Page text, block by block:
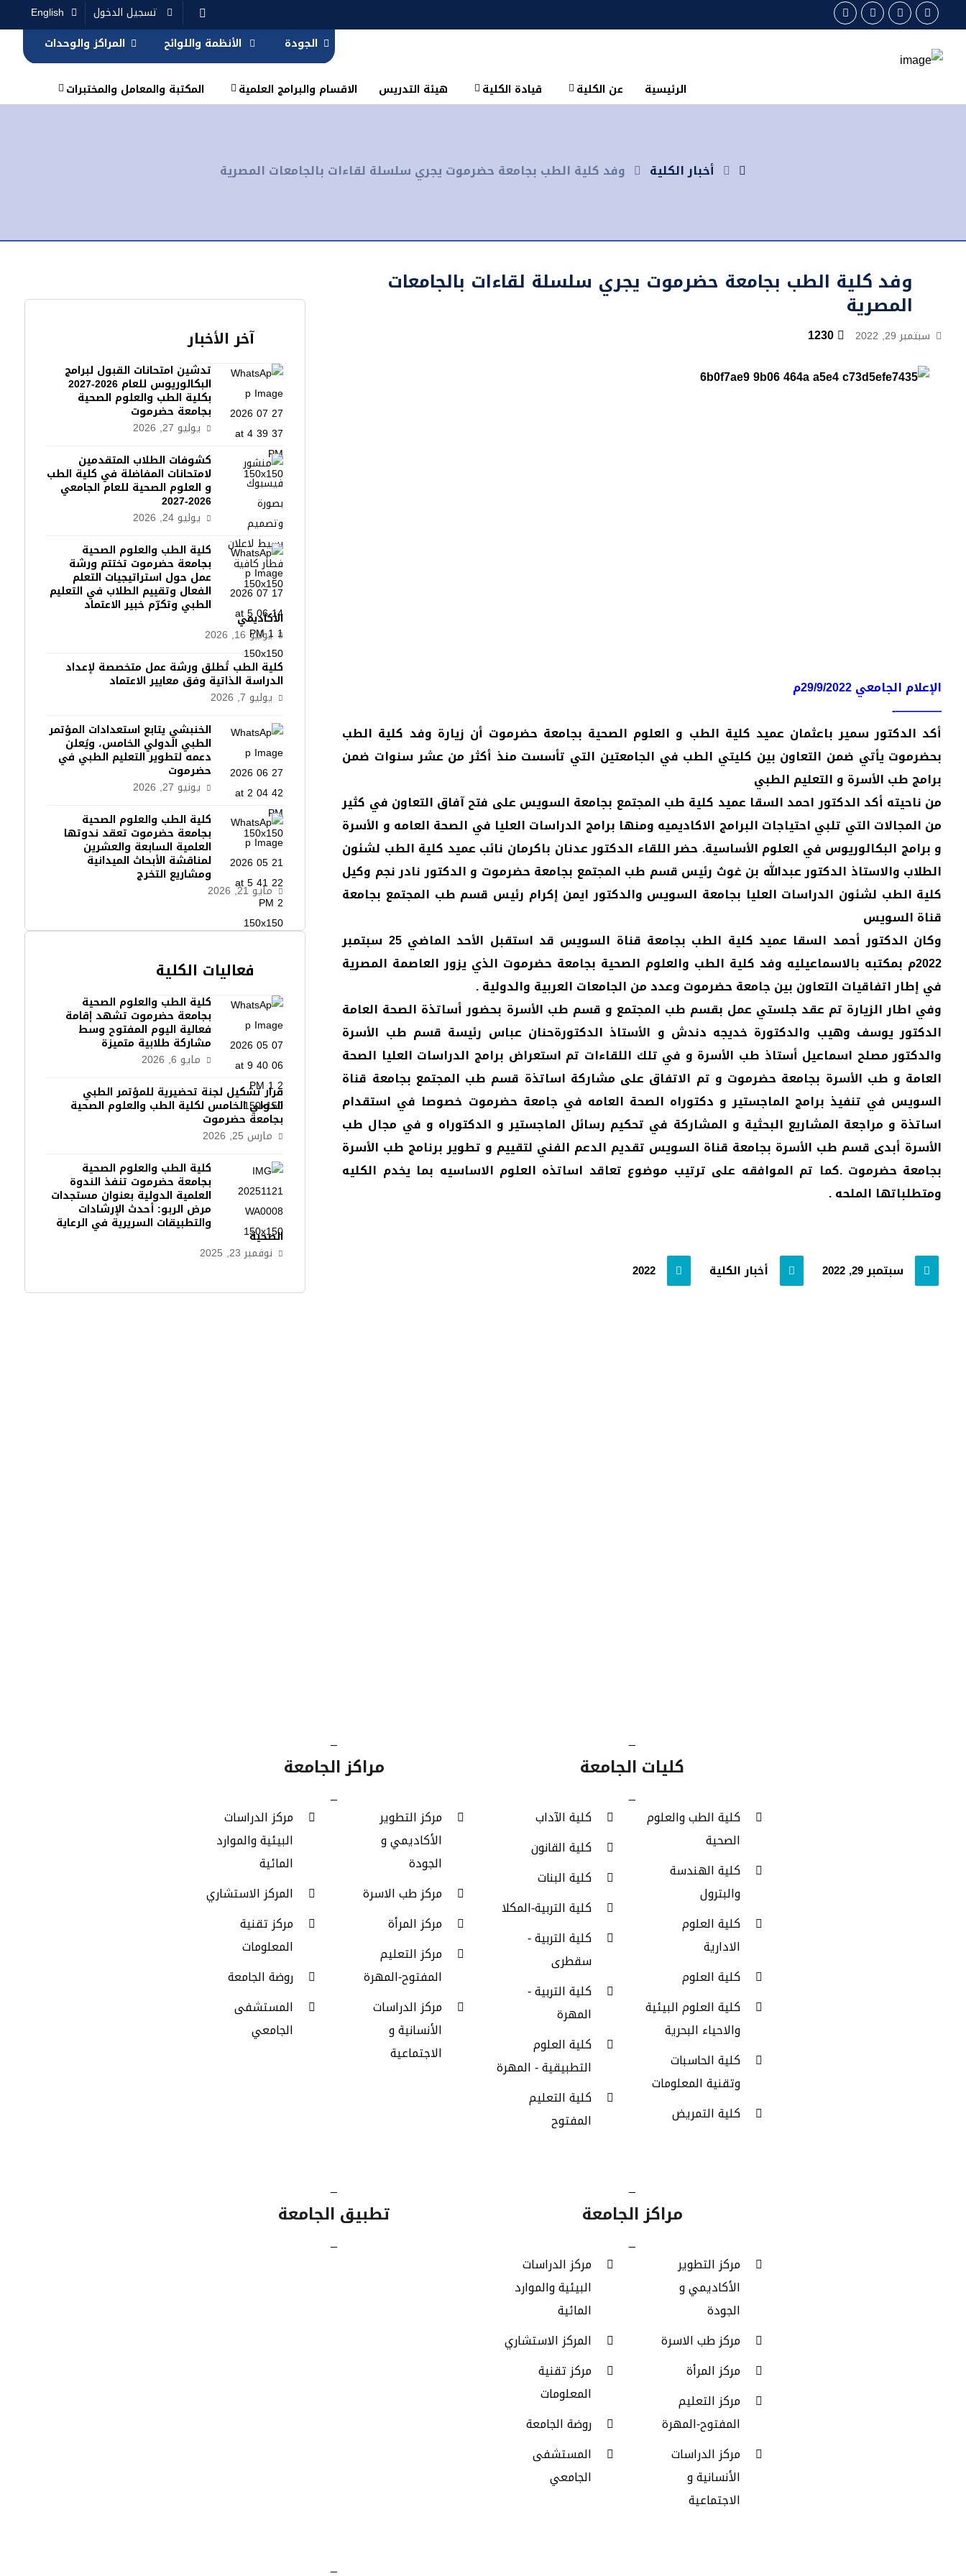
English
تسجيل الدخول
الجودة
الأنظمة واللوائح المراكز والوحدات
الرئيسية عن الكلية قيادة الكلية هيئة التدريس الاقسام والبرامج العلمية المكتبة والمعامل والمختبرات
أخبار الكلية وفد كلية الطب بجامعة حضرموت يجري سلسلة لقاءات بالجامعات المصرية
وفد كلية الطب بجامعة حضرموت يجري سلسلة لقاءات بالجامعات
المصرية
سبتمبر 29, 2022
الإعلام الجامعي 29/9/2022م
————-
أكد الدكتور سمير باعثمان عميد كلية الطب و العلوم الصحية بجامعة حضرموت أن زيارة وفد كلية الطب
بحضرموت يأتي ضمن التعاون بين كليتي الطب في الجامعتين التي تأسست منذ أكثر من عشر سنوات ضمن
برامج طب الأسرة و التعليم الطبي
من ناحيته أكد الدكتور احمد السقا عميد كلية طب المجتمع بجامعة السويس على فتح آفاق التعاون في كثير
من المجالات التي تلبي احتياجات البرامج الاكاديميه ومنها برامج الدراسات العليا في الصحة العامه و الأسرة
و برامج البكالوريوس في العلوم الأساسية. حضر اللقاء الدكتور عدنان باكرمان نائب عميد كلية الطب لشئون
الطلاب والاستاذ الدكتور عبدالله بن غوث رئيس قسم طب المجتمع بجامعة حضرموت و الدكتور نادر نجم وكيل
كلية الطب لشئون الدراسات العليا بجامعة السويس والدكتور ايمن إكرام رئيس قسم طب المجتمع بجامعة
قناة السويس
وكان الدكتور أحمد السقا عميد كلية الطب بجامعة قناة السويس قد استقبل الأحد الماضي 25 سبتمبر
2022م بمكتبه بالاسماعيليه وفد كلية الطب والعلوم الصحية بجامعة حضرموت الذي يزور العاصمة المصرية
في إطار اتفاقيات التعاون بين جامعة حضرموت وعدد من الجامعات العربية والدولية .
وفي اطار الزيارة تم عقد جلستي عمل بقسم طب المجتمع و قسم طب الأسرة بحضور أساتذة الصحة العامة
الدكتور يوسف وهيب والدكتورة خديجه دندش و الأستاذ الدكتورةحنان عباس رئيسة قسم طب الأسرة
والدكتور مصلح اسماعيل أستاذ طب الأسرة و في تلك اللقاءات تم استعراض برامج الدراسات العليا الصحة
العامة و طب الأسرة بجامعة حضرموت و تم الاتفاق على مشاركة اساتذة قسم طب المجتمع بجامعة قناة
السويس في تنفيذ برامج الماجستير و دكتوراه الصحة العامه في جامعة حضرموت خصوصا في استقدام
اساتذة و مراجعة المشاريع البحثية و المشاركة في تحكيم رسائل الماجستير و الدكتوراه و في مجال طب
الأسرة أبدى قسم طب الأسرة بجامعة قناة السويس تقديم الدعم الفني لتقييم و تطوير برنامج طب الأسرة
بجامعة حضرموت .كما تم الموافقه على ترتيب موضوع تعاقد اساتذه العلوم الاساسيه بما يخدم الكليه
ومتطلباتها الملحه .
سبتمبر 29, 2022 أخبار الكلية 2022
آخر الأخبار
تدشين امتحانات القبول لبرامج
البكالوريوس للعام 2026-2027
بكلية الطب والعلوم الصحية
بجامعة حضرموت
يوليو 27, 2026
كشوفات الطلاب المتقدمين
لامتحانات المفاضلة في كلية الطب
و العلوم الصحية للعام الجامعي
2026-2027
يوليو 24, 2026
كلية الطب والعلوم الصحية
بجامعة حضرموت تختتم ورشة
عمل حول استراتيجيات التعلم
الفعال وتقييم الطلاب في التعليم
الطبي وتكرّم خبير الاعتماد
الأكاديمي
يوليو 16, 2026
كلية الطب تُطلق ورشة عمل متخصصة لإعداد
الدراسة الذاتية وفق معايير الاعتماد
يوليو 7, 2026
الخنبشي يتابع استعدادات المؤتمر
الطبي الدولي الخامس، ويُعلن
دعمه لتطوير التعليم الطبي في
حضرموت
يونيو 27, 2026
كلية الطب والعلوم الصحية
بجامعة حضرموت تعقد ندوتها
العلمية السابعة والعشرين
لمناقشة الأبحاث الميدانية
ومشاريع التخرج
مايو 21, 2026
فعاليات الكلية
كلية الطب والعلوم الصحية
بجامعة حضرموت تشهد إقامة
فعالية اليوم المفتوح وسط
مشاركة طلابية متميزة
مايو 6, 2026
قرار تشكيل لجنة تحضيرية للمؤتمر الطبي
الدولي الخامس لكلية الطب والعلوم الصحية
بجامعة حضرموت
مارس 25, 2026
كلية الطب والعلوم الصحية
بجامعة حضرموت تنفذ الندوة
العلمية الدولية بعنوان مستجدات
مرض الربو: أحدث الإرشادات
والتطبيقات السريرية في الرعاية
الصحية
نوفمبر 23, 2025
_
مراكز الجامعة
_
مركز الدراسات
البيئية والموارد
المائية
المركز الاستشاري
مركز تقنية
المعلومات
روضة الجامعة
المستشفى
الجامعي
مركز التطوير
الأكاديمي و
الجودة
مركز طب الاسرة
مركز المرأة
مركز التعليم
المفتوح-المهرة
مركز الدراسات
الأنسانية و
الاجتماعية
_
كليات الجامعة
_
كلية الآداب
كلية القانون
كلية البنات
كلية التربية-المكلا
كلية التربية -
سقطرى
كلية التربية -
المهرة
كلية العلوم
التطبيقية - المهرة
كلية التعليم
المفتوح
كلية الطب والعلوم
الصحية
كلية الهندسة
والبترول
كلية العلوم
الادارية
كلية العلوم
كلية العلوم البيئية
والاحياء البحرية
كلية الحاسبات
وتقنية المعلومات
كلية التمريض
_
تطبيق الجامعة
_
_
مراكز الجامعة
_
مركز الدراسات
البيئية والموارد
المائية
المركز الاستشاري
مركز تقنية
المعلومات
روضة الجامعة
المستشفى
الجامعي
مركز التطوير
الأكاديمي و
الجودة
مركز طب الاسرة
مركز المرأة
مركز التعليم
المفتوح-المهرة
مركز الدراسات
الأنسانية و
الاجتماعية
_